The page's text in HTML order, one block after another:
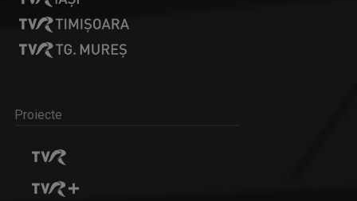
Proiecte